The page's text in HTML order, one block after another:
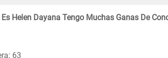
Helen Dayana Tengo Muchas Ganas De
63